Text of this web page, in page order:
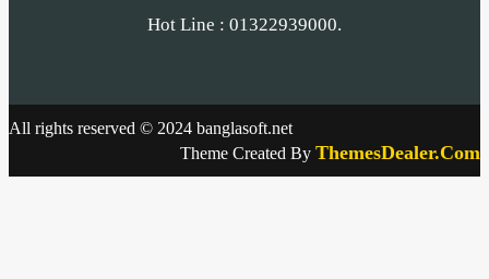
Hot Line : 01322939000.
All rights reserved © 2024 banglasoft.net
Theme Created By ThemesDealer.Com